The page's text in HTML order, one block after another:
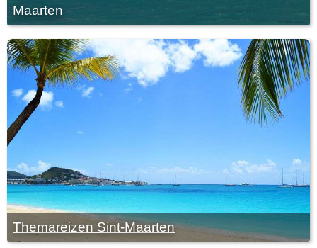
Maarten
Themareizen Sint-Maarten